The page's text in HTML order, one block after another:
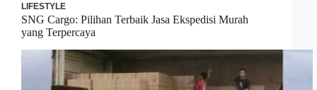
LIFESTYLE
SNG Cargo: Pilihan Terbaik Jasa Ekspedisi Murah
yang Terpercaya